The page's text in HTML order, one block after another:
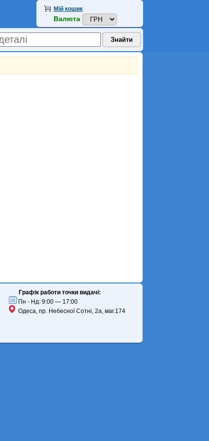
Мій кошик
Валюта
Графік работи точки видачі:
Пн - Нд: 9:00 — 17:00
Одеса, пр. Небесної Сотні, 2а, маг.174